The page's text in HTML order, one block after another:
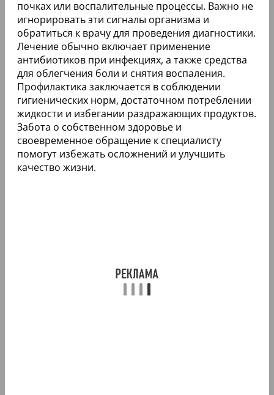
почках или воспалительные процессы. Важно не
игнорировать эти сигналы организма и
обратиться к врачу для проведения диагностики.
Лечение обычно включает применение
антибиотиков при инфекциях, а также средства
для облегчения боли и снятия воспаления.
Профилактика заключается в соблюдении
гигиенических норм, достаточном потреблении
жидкости и избегании раздражающих продуктов.
Забота о собственном здоровье и
своевременное обращение к специалисту
помогут избежать осложнений и улучшить
качество жизни.